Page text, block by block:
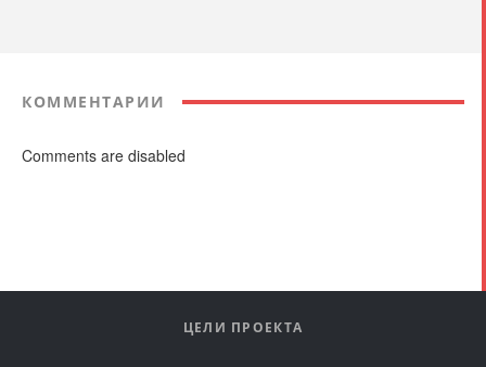
КОММЕНТАРИИ
Comments are disabled
ЦЕЛИ ПРОЕКТА